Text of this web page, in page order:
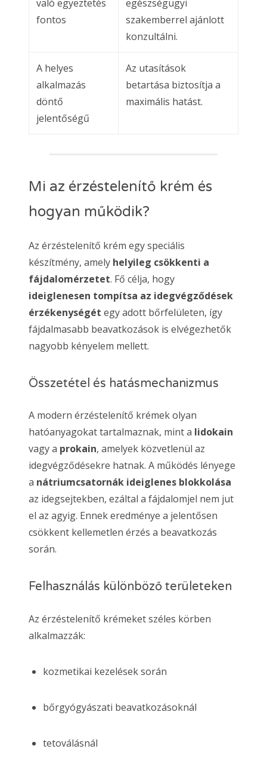
való egyeztetés
fontos
egészségügyi
szakemberrel ajánlott
konzultálni.
A helyes
alkalmazás
döntő
jelentőségű
Az utasítások
betartása biztosítja a
maximális hatást.
Mi az érzéstelenítő krém és
hogyan működik?
Az érzéstelenítő krém egy speciális
készítmény, amely helyileg csökkenti a
fájdalomérzetet. Fő célja, hogy
ideiglenesen tompítsa az idegvégződések
érzékenységét egy adott bőrfelületen, így
fájdalmasabb beavatkozások is elvégezhetők
nagyobb kényelem mellett.
Összetétel és hatásmechanizmus
A modern érzéstelenítő krémek olyan
hatóanyagokat tartalmaznak, mint a lidokain
vagy a prokain, amelyek közvetlenül az
idegvégződésekre hatnak. A működés lényege
a nátriumcsatornák ideiglenes blokkolása
az idegsejtekben, ezáltal a fájdalomjel nem jut
el az agyig. Ennek eredménye a jelentősen
csökkent kellemetlen érzés a beavatkozás
során.
Felhasználás különböző területeken
Az érzéstelenítő krémeket széles körben
alkalmazzák:
kozmetikai kezelések során
bőrgyógyászati beavatkozásoknál
tetoválásnál